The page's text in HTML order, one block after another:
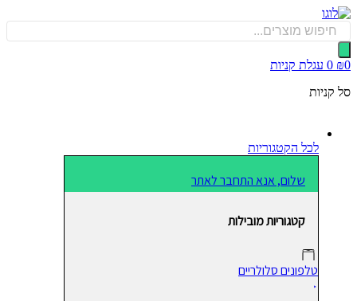
0 עגלת קניות
לכל הקטגוריות
שלום, אנא התחבר לאתר
קטגוריות מובילות
טלפונים סלולריים